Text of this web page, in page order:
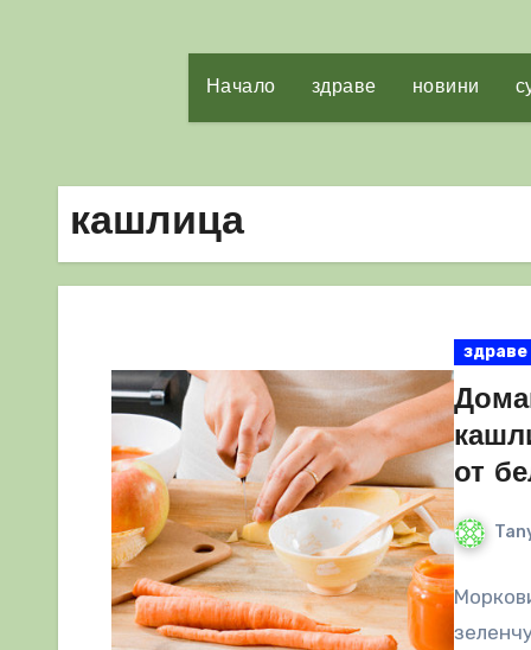
Начало здраве новини
кашлица
здраве
от